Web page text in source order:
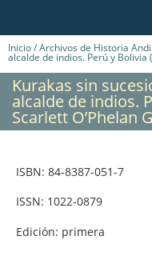
Inicio/Archivos de Historia
alcalde de indios. Perú y Bolivia
Kurakas sin
alcalde de indios.
Scarlett O’Phelan
ISBN: 84-8387-051-7
ISSN: 1022-0879
Edición: primera